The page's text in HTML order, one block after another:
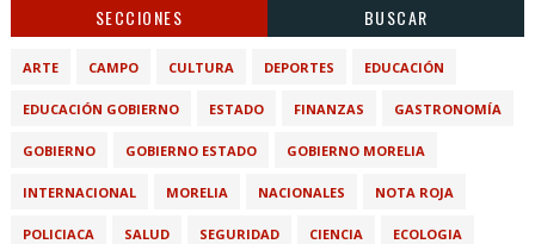
SECCIONES BUSCAR
ARTE CAMPO CULTURA DEPORTES EDUCACIÓN
EDUCACIÓN GOBIERNO ESTADO FINANZAS GASTRONOMÍA
GOBIERNO GOBIERNO ESTADO GOBIERNO MORELIA
INTERNACIONAL MORELIA NACIONALES NOTA ROJA
POLICIACA SALUD SEGURIDAD CIENCIA ECOLOGIA